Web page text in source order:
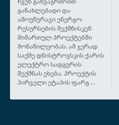
განახლებადი და
ამოუწურავი ენერგო-
რესურსების შექმნისკენ
მიმართულ პროექტებში
მონაწილეობას. ამ ჯერად
საქმე დნისტროვსკის ქარის
ელექტრო სადგურის
შექმნას ეხება. პროექტის
პირველი ეტაპის ფარგ ...